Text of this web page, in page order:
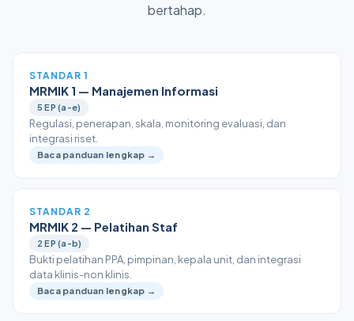
bertahap.
STANDAR 1
MRMIK 1 — Manajemen Informasi
5 EP (a-e)
Regulasi, penerapan, skala, monitoring evaluasi, dan
integrasi riset.
Baca panduan lengkap →
STANDAR 2
MRMIK 2 — Pelatihan Staf
2 EP (a-b)
Bukti pelatihan PPA, pimpinan, kepala unit, dan integrasi
data klinis-non klinis.
Baca panduan lengkap →